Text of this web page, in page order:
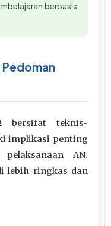
berbasis
Pedoman
bersifat teknis-
implikasi penting
AN.
lebih ringkas dan